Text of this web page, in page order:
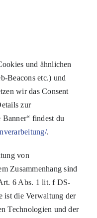
und ähnlichen
Beacons etc.) und
wir das Consent
zur
findest du
.
von
Zusammenhang sind
6 Abs. 1 lit. f DS-
ist die Verwaltung der
Technologien und der